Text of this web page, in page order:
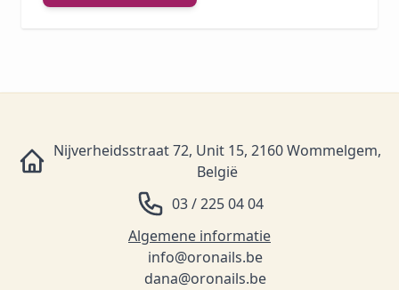
Nijverheidsstraat 72, Unit 15, 2160 Wommelgem,
België
03 / 225 04 04
Algemene informatie
info@oronails.be
dana@oronails.be